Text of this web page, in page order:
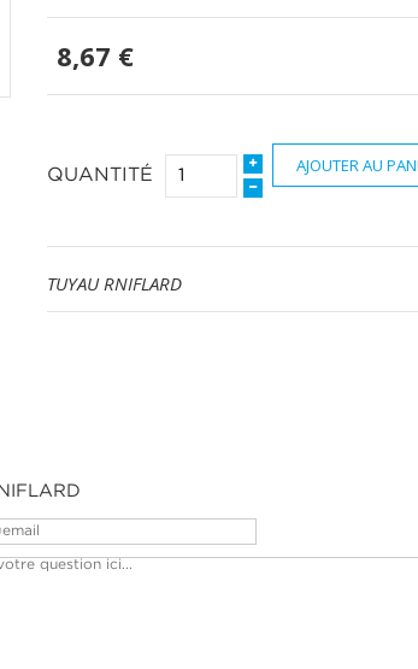
8,67 €
QUANTITÉ
AJOUTER AU
TUYAU RNIFLARD